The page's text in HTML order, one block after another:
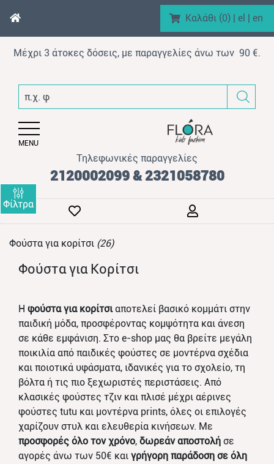
Καλάθι (0) | el | en
(Κορίτσι)
(Βρεφικό)
(AΞEΣOYAP)
(Brand)
(Προϊόντα)
Μέχρι 3 άτοκες δόσεις, με παραγγελίες άνω των 90 €.
π.χ. φόρμα βε
MENU
Τηλεφωνικές παραγγελίες
2120002099 & 2321058780
Φούστα για κορίτσι (26)
Φίλτρα
Φούστα για Κορίτσι
Η φούστα για κορίτσιαποτελεί βασικό κομμάτι στην
παιδική μόδα, προσφέροντας κομψότητα και άνεση
σε κάθε εμφάνιση. Στο e-shop μας θα βρείτε μεγάλη
ποικιλία από παιδικές φούστες σε μοντέρνα σχέδια
και ποιοτικά υφάσματα, ιδανικές για το σχολείο, τη
βόλτα ή τις πιο ξεχωριστές περιστάσεις. Από
κλασικές φούστες τζιν και πλισέ μέχρι αέρινες
φούστες tutu και μοντέρνα prints, όλες οι επιλογές
χαρίζουν στυλ και ελευθερία κινήσεων. Με
προσφορές όλο τον χρόνο, δωρεάν αποστολή σε
αγορές άνω των 50€ και γρήγορη παράδοση σε όλη